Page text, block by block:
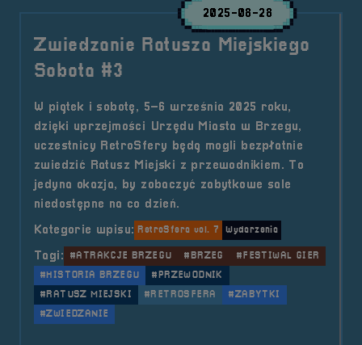
2025-08-28
Zwiedzanie Ratusza Miejskiego
Sobota #3
W piątek i sobotę, 5–6 września 2025 roku,
dzięki uprzejmości Urzędu Miasta w Brzegu,
uczestnicy RetroSfery będą mogli bezpłatnie
zwiedzić Ratusz Miejski z przewodnikiem. To
jedyna okazja, by zobaczyć zabytkowe sale
niedostępne na co dzień.
Kategorie wpisu: RetroSfera vol. 7 Wydarzenia
Tagi: #ATRAKCJE BRZEGU #BRZEG
#FESTIWAL GIER
#HISTORIA BRZEGU
#PRZEWODNIK
#RATUSZ MIEJSKI
#RETROSFERA
#ZABYTKI
#ZWIEDZANIE